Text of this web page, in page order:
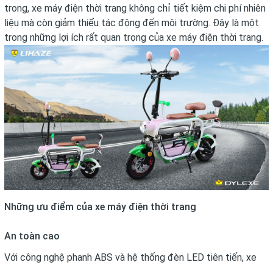
trong, xe máy điện thời trang không chỉ tiết kiệm chi phí nhiên
liệu mà còn giảm thiểu tác động đến môi trường. Đây là một
trong những lợi ích rất quan trọng của xe máy điện thời trang.
Những ưu điểm của xe máy điện thời trang
An toàn cao
Với công nghệ phanh ABS và hệ thống đèn LED tiên tiến, xe